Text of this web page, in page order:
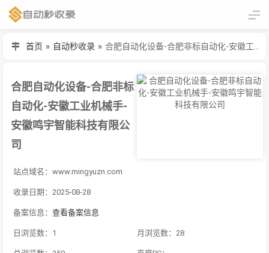
首页 » 自动秒收录 »
合肥自动化设备-合肥非标
自动化-安徽工业机械手-
安徽鸣宇智能科技有限公
司
站点域名：www.mingyuzn.com
收录日期：2025-08-28
备案信息： 查看备案信息
日浏览数：1 月浏览数：28